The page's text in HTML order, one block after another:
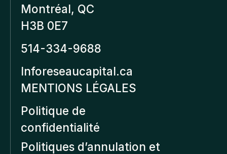
Montréal, QC
H3B 0E7
514-334-9688
Inforeseaucapital.ca
MENTIONS LÉGALES
Politique de
confidentialité
Politiques d’annulation et